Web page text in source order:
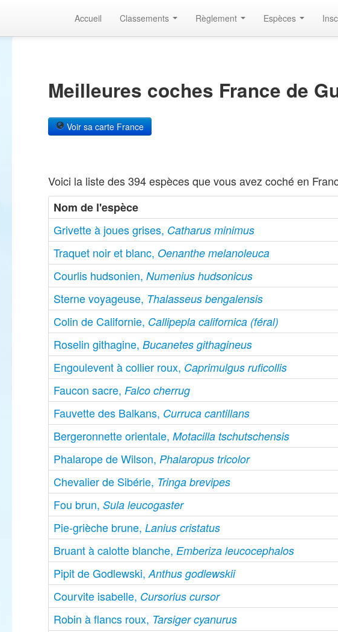
Accueil Classements Règlement Espèces
Meilleures coches France de
Voir sa carte France
Voici la liste des 394 espèces que vous avez coché en
Nom de l'espèce
Grivette à joues grises, Catharus minimus
Traquet noir et blanc, Oenanthe melanoleuca
Courlis hudsonien,Numenius hudsonicus
Sterne voyageuse, Thalasseus bengalensis
Colin de Californie, Callipepla californica (féral)
Roselin githagine,Bucanetes githagineus
Engoulevent à collier roux, Caprimulgus ruficollis
Faucon sacre,Falco cherrug
Fauvette des Balkans, Curruca cantillans
Bergeronnette orientale,Motacilla tschutschensis
Phalarope de Wilson,Phalaropus tricolor
Chevalier de Sibérie, Tringa brevipes
Fou brun,Sula leucogaster
Pie-grièche brune,Lanius cristatus
Bruant à calotte blanche,Emberiza leucocephalos
Pipit de Godlewski,Anthus godlewskii
Courvite isabelle, Cursorius cursor
Robin à flancs roux, Tarsiger cyanurus